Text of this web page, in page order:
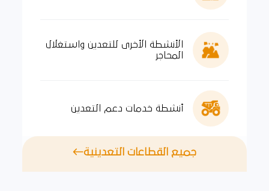
الأنشطة الأخرى للتعدين واستغلال
المحاجر
أنشطة خدمات دعم التعدين
جميع القطاعات التعدينية